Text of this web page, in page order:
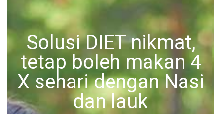
Solusi DIET nikmat,
tetap boleh makan 4
X sehari dengan Nasi
dan lauk